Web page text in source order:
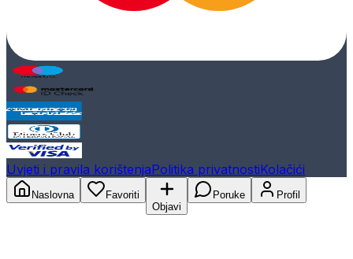
Uvjeti i pravila korištenjaPolitika privatnostiKolačići
Naslovna
Favoriti
Objavi
Poruke Profil